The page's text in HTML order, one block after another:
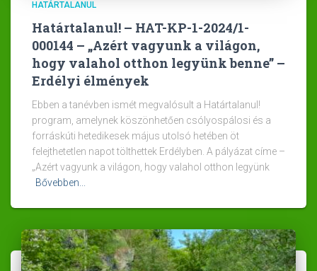
HATÁRTALANUL
Határtalanul! – HAT-KP-1-2024/1-
000144 – „Azért vagyunk a világon,
hogy valahol otthon legyünk benne” –
Erdélyi élmények
Ebben a tanévben ismét megvalósult a Határtalanul!
program, amelynek köszönhetően csólyospálosi és a
forráskúti hetedikesek május utolsó hetében öt
felejthetetlen napot tölthettek Erdélyben. A pályázat címe –
„Azért vagyunk a világon, hogy valahol otthon legyünk
Bővebben...